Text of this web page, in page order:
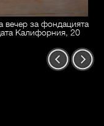
вечер за фондацията
Калифорния, 20